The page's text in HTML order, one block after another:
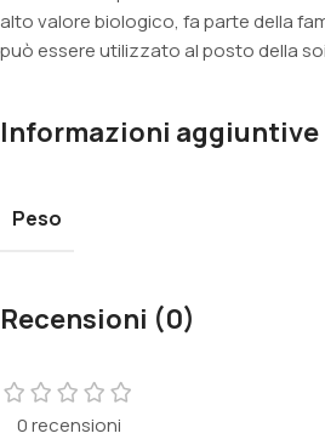
alto valore biologico, fa parte della
può essere utilizzato al posto della
Informazioni aggiuntive
Peso
Recensioni (0)
0 recensioni